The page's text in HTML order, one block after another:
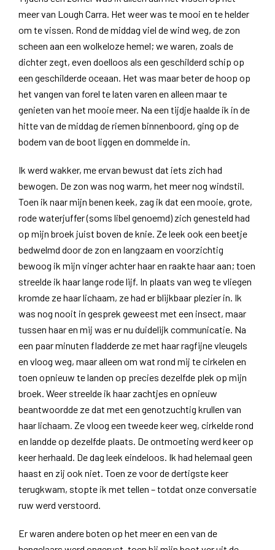
meer van Lough Carra. Het weer was te mooi en te helder
om te vissen. Rond de middag viel de wind weg, de zon
scheen aan een wolkeloze hemel; we waren, zoals de
dichter zegt, even doelloos als een geschilderd schip op
een geschilderde oceaan. Het was maar beter de hoop op
het vangen van forel te laten varen en alleen maar te
genieten van het mooie meer. Na een tijdje haalde ik in de
hitte van de middag de riemen binnenboord, ging op de
bodem van de boot liggen en dommelde in.
Ik werd wakker, me ervan bewust dat iets zich had
bewogen. De zon was nog warm, het meer nog windstil.
Toen ik naar mijn benen keek, zag ik dat een mooie, grote,
rode waterjuffer (soms libel genoemd) zich genesteld had
op mijn broek juist boven de knie. Ze leek ook een beetje
bedwelmd door de zon en langzaam en voorzichtig
bewoog ik mijn vinger achter haar en raakte haar aan; toen
streelde ik haar lange rode lijf. In plaats van weg te vliegen
kromde ze haar lichaam, ze had er blijkbaar plezier in. Ik
was nog nooit in gesprek geweest met een insect, maar
tussen haar en mij was er nu duidelijk communicatie. Na
een paar minuten fladderde ze met haar ragfijne vleugels
en vloog weg, maar alleen om wat rond mij te cirkelen en
toen opnieuw te landen op precies dezelfde plek op mijn
broek. Weer streelde ik haar zachtjes en opnieuw
beantwoordde ze dat met een genotzuchtig krullen van
haar lichaam. Ze vloog een tweede keer weg, cirkelde rond
en landde op dezelfde plaats. De ontmoeting werd keer op
keer herhaald. De dag leek eindeloos. Ik had helemaal geen
haast en zij ook niet. Toen ze voor de dertigste keer
terugkwam, stopte ik met tellen – totdat onze conversatie
ruw werd verstoord.
Er waren andere boten op het meer en een van de